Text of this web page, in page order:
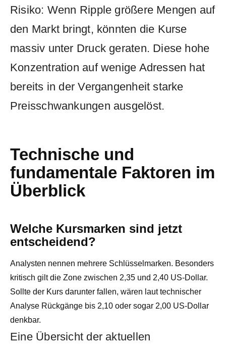
Risiko: Wenn Ripple größere Mengen auf
den Markt bringt, könnten die Kurse
massiv unter Druck geraten. Diese hohe
Konzentration auf wenige Adressen hat
bereits in der Vergangenheit starke
Preisschwankungen ausgelöst.
Technische und
fundamentale Faktoren im
Überblick
Welche Kursmarken sind jetzt
entscheidend?
Analysten nennen mehrere Schlüsselmarken. Besonders
kritisch gilt die Zone zwischen 2,35 und 2,40 US-Dollar.
Sollte der Kurs darunter fallen, wären laut technischer
Analyse Rückgänge bis 2,10 oder sogar 2,00 US-Dollar
denkbar.
Eine Übersicht der aktuellen